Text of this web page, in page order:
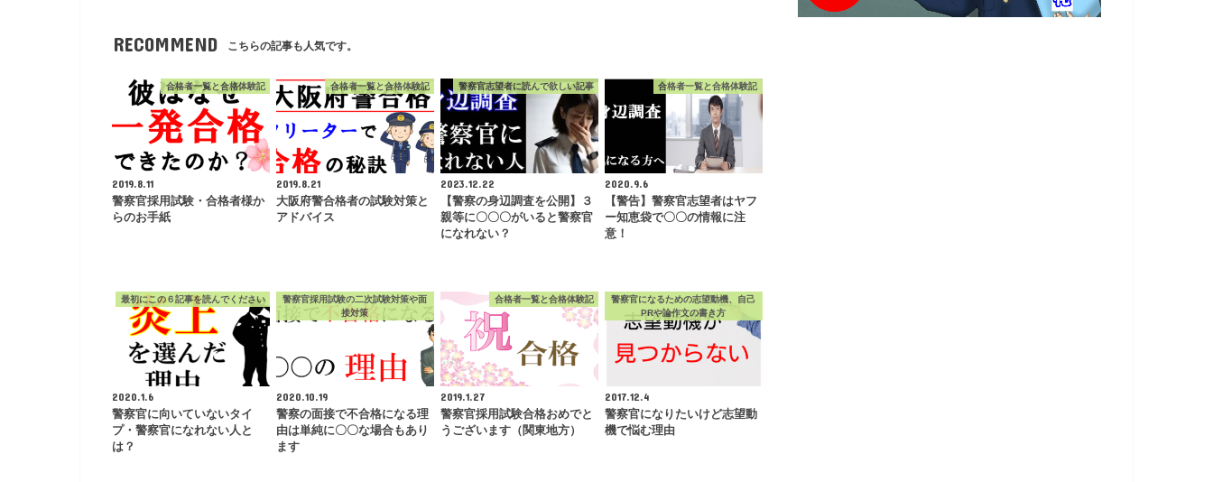
RECOMMEND こちらの記事も人気です。
合格者一覧と合格体験記
2019.8.11
警察官採用試験・合格者様か
らのお手紙
合格者一覧と合格体験記
2019.8.21
大阪府警合格者の試験対策と
アドバイス
警察官志望者に読んで欲しい記事
2023.12.22
【警察の身辺調査を公開】３
親等に〇〇〇がいると警察官
になれない？
合格者一覧と合格体験記
2020.9.6
【警告】警察官志望者はヤフ
ー知恵袋で〇〇の情報に注
意！
最初にこの６記事を読んでください
2020.1.6
警察官に向いていないタイ
プ・警察官になれない人と
は？
警察官採用試験の二次試験対策や面
接対策
2020.10.19
警察の面接で不合格になる理
由は単純に〇〇な場合もあり
ます
合格者一覧と合格体験記
2019.1.27
警察官採用試験合格おめでと
うございます（関東地方）
警察官になるための志望動機、自己
PRや論作文の書き方
2017.12.4
警察官になりたいけど志望動
機で悩む理由